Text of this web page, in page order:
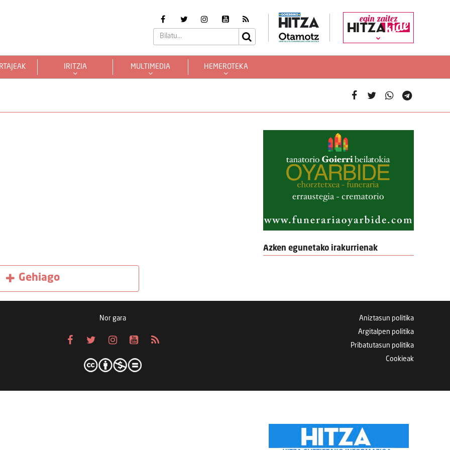
egin zaitez
IRITZIA MULTIMEDIA HEMEROTEKA
Gehiago
Azken egunetako irakurrienak
Nor gara
Aniztasun politika
Argitalpen politika
Pribatutasun politika
Cookieak